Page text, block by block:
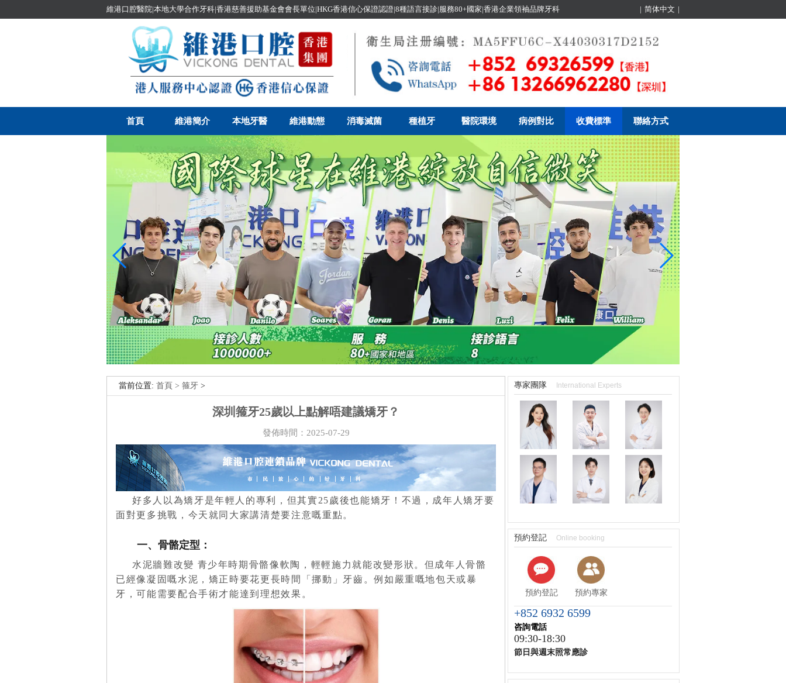
維港口腔醫院|本地大學合作牙科|香港慈善援助基金會會長單位|HKG香港信心保證認證|8種語言接診|服務80+國家|香港企業領袖品牌牙科 | 简体中文 |
首頁 維港簡介 本地牙醫 維港動態 消毒滅菌 種植牙 醫院環境 病例對比 收費標準 聯絡方式
當前位置: 首頁 >箍牙 >
深圳箍牙25歲以上點解唔建議矯牙？
發佈時間：2025-07-29
好多人以為矯牙是年輕人的專利，但其實25歲後也能矯牙！不過，成年人矯牙要
面對更多挑戰，今天就同大家講清楚要注意嘅重點。
一、骨骼定型：
水泥牆難改變 青少年時期骨骼像軟陶，輕輕施力就能改變形狀。但成年人骨骼
已經像凝固嘅水泥，矯正時要花更長時間「挪動」牙齒。例如嚴重嘅地包天或暴
牙，可能需要配合手術才能達到理想效果。
專家團隊 International Experts
預約登記 Online booking
預約登記 預約專家
+852 6932 6599
咨詢電話
09:30-18:30
節日與週末照常應診